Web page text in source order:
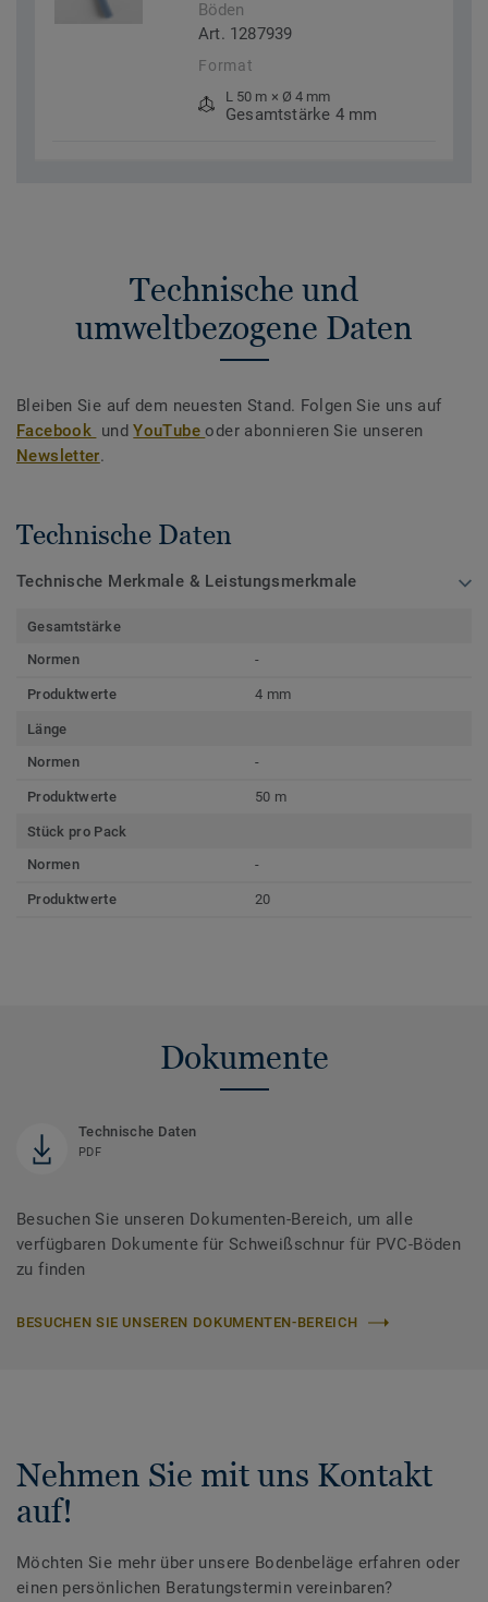
Böden
Art. 1287939
Format
L 50 m × Ø 4 mm
Gesamtstärke 4 mm
Technische und
umweltbezogene Daten
Bleiben Sie auf dem neuesten Stand. Folgen Sie uns auf
Facebook undYouTubeoder abonnieren Sie unseren
Newsletter.
Technische Daten
Technische Merkmale & Leistungsmerkmale
Gesamtstärke
Normen
-
Produktwerte 4 mm
Länge
Normen
-
Produktwerte 50 m
Stück pro Pack
Normen
-
Produktwerte 20
Dokumente
Technische Daten
PDF
Besuchen Sie unseren Dokumenten-Bereich, um alle
verfügbaren Dokumente für Schweißschnur für PVC-Böden
zu finden
BESUCHEN SIE UNSEREN DOKUMENTEN-BEREICH
Nehmen Sie mit uns Kontakt
auf!
Möchten Sie mehr über unsere Bodenbeläge erfahren oder
einen persönlichen Beratungstermin vereinbaren?